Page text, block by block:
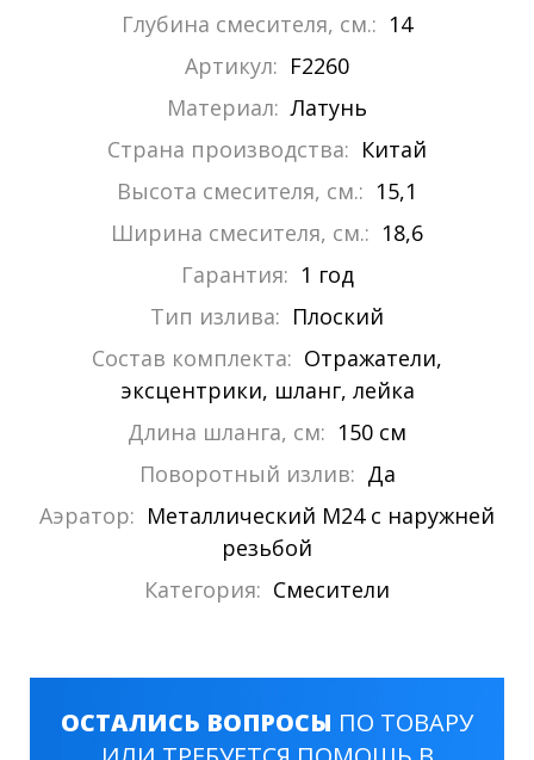
Глубина смесителя, см.: 14
Артикул: F2260
Материал: Латунь
Страна производства: Китай
Высота смесителя, см.: 15,1
Ширина смесителя, см.: 18,6
Гарантия: 1 год
Тип излива: Плоский
Состав комплекта: Отражатели,
эксцентрики, шланг, лейка
Длина шланга, см: 150 см
Поворотный излив: Да
Аэратор: Металлический М24 с наружней
резьбой
Категория: Смесители
ОСТАЛИСЬ ВОПРОСЫ ПО ТОВАРУ